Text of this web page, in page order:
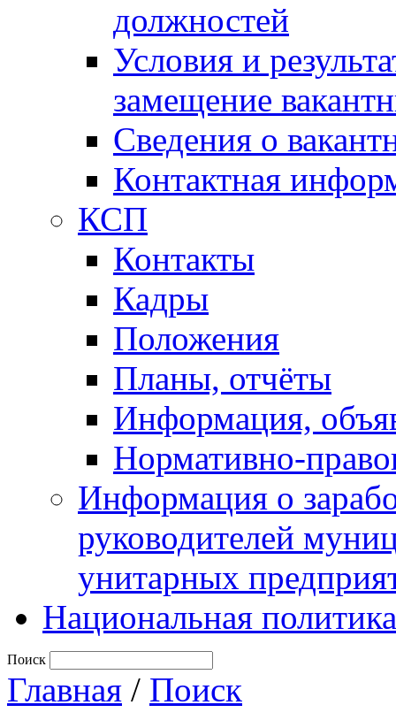
должностей
Условия и
замещение
Сведения о
Контактная
КСП
Контакты
Кадры
Положения
Планы, отчёты
Информация,
Нормативно-
Информация о
руководителей
унитарных
Национальная политика
Поиск
Главная / Поиск